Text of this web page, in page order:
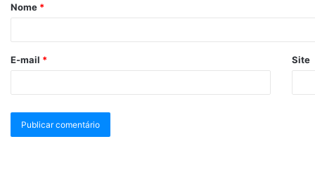
Nome *
E-mail * Site